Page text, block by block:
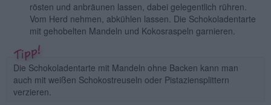
rösten und anbräunen lassen, dabei gelegentlich rühren.
Vom Herd nehmen, abkühlen lassen. Die Schokoladentarte
mit gehobelten Mandeln und Kokosraspeln garnieren.
Die Schokoladentarte mit Mandeln ohne Backen kann man
auch mit weißen Schokostreuseln oder Pistaziensplittern
verzieren.